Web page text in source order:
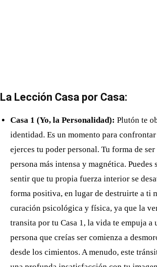
La Lección Casa por Casa:
Casa 1 (Yo, la Personalidad): Plutón te
identidad. Es un momento para
ejerces tu poder personal. Tu forma de
persona más intensa y magnética.
sentir que tu propia fuerza interior se
forma positiva, en lugar de destruirte a ti
curación psicológica y física, ya que la
transita por tu Casa 1, la vida te empuja
persona que creías ser comienza a
desde los cimientos. A menudo, este